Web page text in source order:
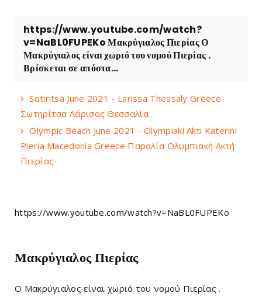
https://www.youtube.com/watch?
v=NaBL0FUPEKo Μακρύγιαλος Πιερίας Ο
Μακρύγιαλος είναι χωριό του νομού Πιερίας .
Βρίσκεται σε απόστα...
Sotiritsa June 2021 - Larissa Thessaly Greece
Σωτηρίτσα Λάρισας Θεσσαλία
Olympic Beach June 2021 - Olympiaki Akti Katerini
Pieria Macedonia Greece Παραλία Ολυμπιακή Ακτή
Πιερίας
https://www.youtube.com/watch?v=NaBL0FUPEKo
Μακρύγιαλος Πιερίας
Ο Μακρύγιαλος είναι χωριό του νομού Πιερίας .